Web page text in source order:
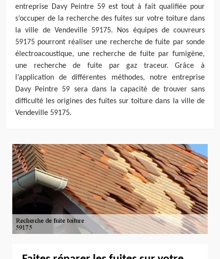
entreprise Davy Peintre 59 est tout à fait qualifiée pour
s’occuper de la recherche des fuites sur votre toiture dans
la ville de Vendeville 59175. Nos équipes de couvreurs
59175 pourront réaliser une recherche de fuite par sonde
électroacoustique, une recherche de fuite par fumigène,
une recherche de fuite par gaz traceur. Grâce à
l’application de différentes méthodes, notre entreprise
Davy Peintre 59 sera dans la capacité de trouver sans
difficulté les origines des fuites sur toiture dans la ville de
Vendeville 59175.